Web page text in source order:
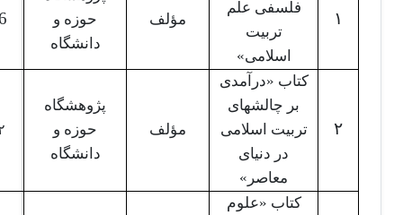
۱
فلسفی علم
تربیت
اسلامی»
مؤلف
حوزه و
دانشگاه
۲
کتاب «درآمدی
بر چالشهای
تربیت اسلامی
در دنیای
معاصر»
مؤلف
پژوهشگاه
حوزه و
دانشگاه
کتاب «علوم